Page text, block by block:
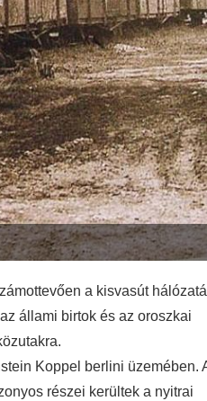
a kisvasút
állami birtok és az oroszkai
Koppel berlini üzemében.
részei kerültek a nyitrai